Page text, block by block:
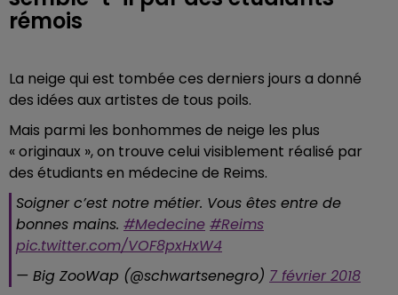
rémois
La neige qui est tombée ces derniers jours a donné
des idées aux artistes de tous poils.
Mais parmi les bonhommes de neige les plus
« originaux », on trouve celui visiblement réalisé par
des étudiants en médecine de Reims.
Soigner c’est notre métier. Vous êtes entre de
bonnes mains. #Medecine #Reims
pic.twitter.com/VOF8pxHxW4
— Big ZooWap (@schwartsenegro) 7 février 2018